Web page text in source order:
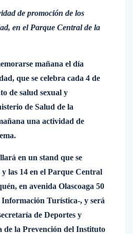
de promoción de los
en el Parque Central de la
mañana el día
que se celebra cada 4 de
de salud sexual y
de Salud de la
una actividad de
en un stand que se
las 14 en el Parque Central
en avenida Olascoaga 50
Turística-, y será
de Deportes y
de la Prevención del Instituto